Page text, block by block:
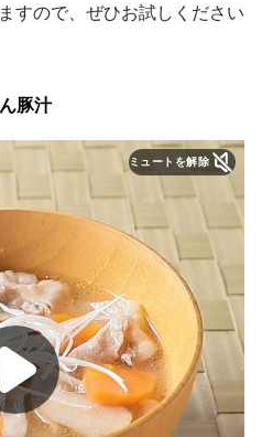
すので、ぜひお試しください
豚汁
ミュートを解除